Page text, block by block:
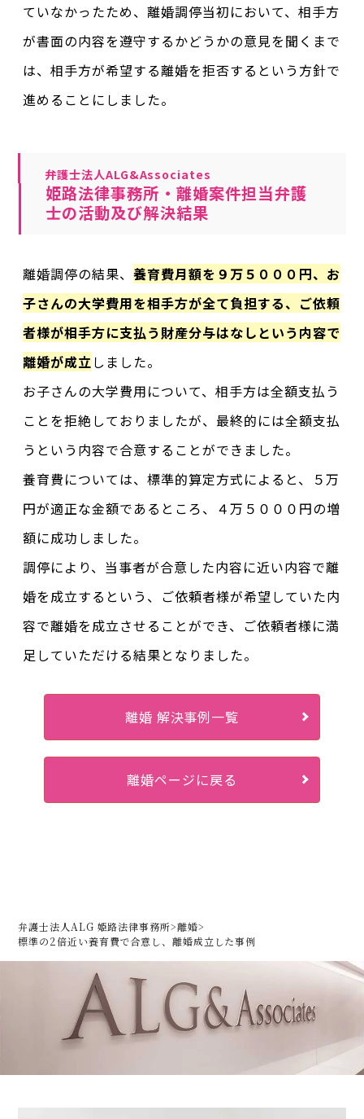
ていなかったため、離婚調停当初において、相手方
が書面の内容を遵守するかどうかの意見を聞くまで
は、相手方が希望する離婚を拒否するという方針で
進めることにしました。
弁護士法人ALG&Associates
姫路法律事務所・離婚案件担当弁護
士の活動及び解決結果
離婚調停の結果、養育費月額を９万５０００円、お
子さんの大学費用を相手方が全て負担する、ご依頼
者様が相手方に支払う財産分与はなしという内容で
離婚が成立 しました。
お子さんの大学費用について、相手方は全額支払う
ことを拒絶しておりましたが、最終的には全額支払
うという内容で合意することができました。
養育費については、標準的算定方式によると、５万
円が適正な金額であるところ、４万５０００円の増
額に成功しました。
調停により、当事者が合意した内容に近い内容で離
婚を成立するという、ご依頼者様が希望していた内
容で離婚を成立させることができ、ご依頼者様に満
足していただける結果となりました。
離婚 解決事例一覧
離婚ページに戻る
弁護士法人ALG 姫路法律事務所>離婚>
標準の2倍近い養育費で合意し、離婚成立した事例